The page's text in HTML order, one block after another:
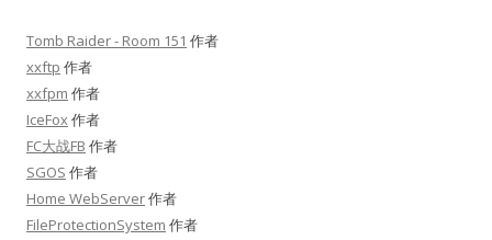
Tomb Raider - Room 151 作者
xxftp 作者
xxfpm 作者
IceFox作者
FC大战FB 作者
SGOS 作者
Home WebServer作者
FileProtectionSystem 作者